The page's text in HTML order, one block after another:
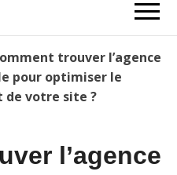
trouver l’agence
pour optimiser le
votre site ?
l’agence